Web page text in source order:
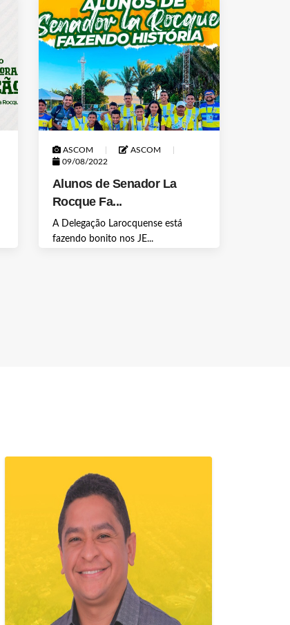
ASCOM
ASCOM
09/08/2022
Alunos de Senador La
Rocque Fa...
A Delegação Larocquense está
fazendo bonito nos JE...